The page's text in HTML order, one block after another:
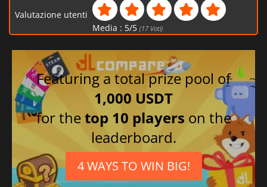
Valutazione utenti
Media : 5/5 (17Voti)
Featuring a total prize pool of
1,000 USDT
for thetop 10 players on the
leaderboard.
4 WAYS TO WIN BIG!